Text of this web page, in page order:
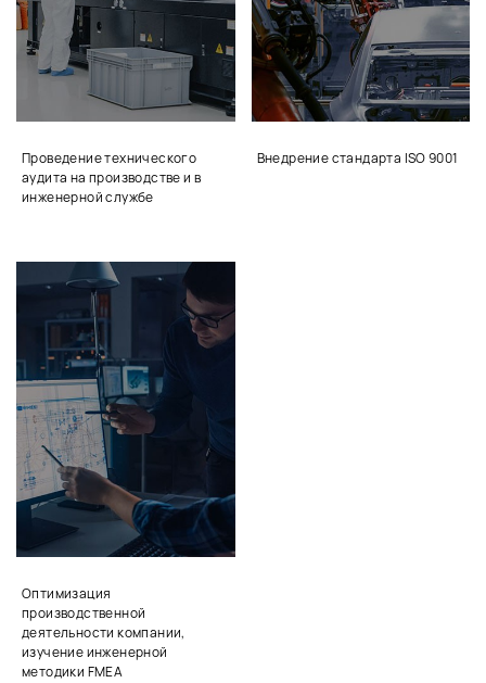
Проведение технического
аудита на производстве и в
инженерной службе
Внедрение стандарта ISO 9001
Оптимизация
производственной
деятельности компании,
изучение инженерной
методики FMEA